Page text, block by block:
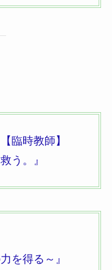
【臨時教師】
う。
』
を得る～』